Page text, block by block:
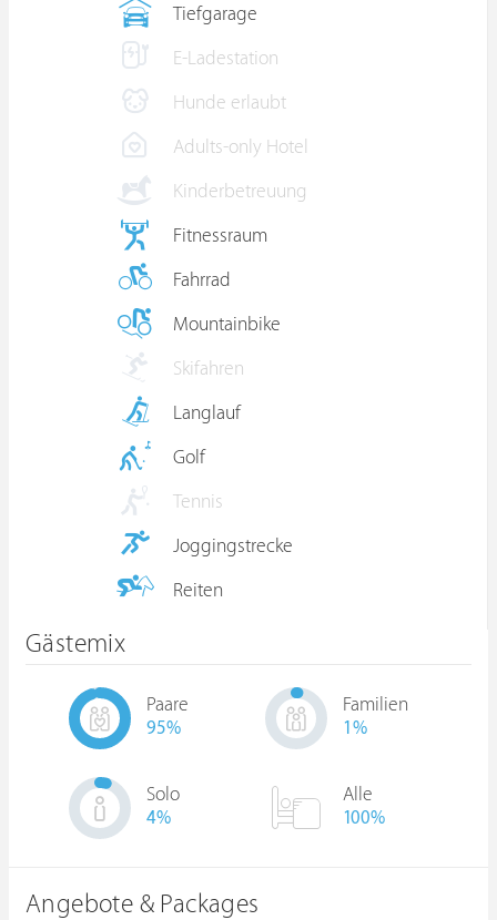
Tiefgarage
E-Ladestation
Hunde erlaubt
Adults-only Hotel
Kinderbetreuung
Fitnessraum
Fahrrad
Mountainbike
Skifahren
Langlauf
Golf
Tennis
Joggingstrecke
Reiten
Gästemix
Paare
95%
Familien
1%
Solo
4%
Alle
100%
Angebote & Packages